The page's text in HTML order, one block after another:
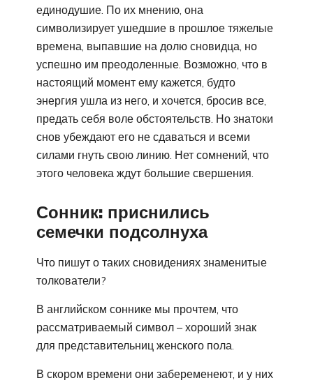
единодушие. По их мнению, она
символизирует ушедшие в прошлое тяжелые
времена, выпавшие на долю сновидца, но
успешно им преодоленные. Возможно, что в
настоящий момент ему кажется, будто
энергия ушла из него, и хочется, бросив все,
предать себя воле обстоятельств. Но знатоки
снов убеждают его не сдаваться и всеми
силами гнуть свою линию. Нет сомнений, что
этого человека ждут большие свершения.
Сонник: приснились
семечки подсолнуха
Что пишут о таких сновидениях знаменитые
толкователи?
В английском соннике мы прочтем, что
рассматриваемый символ – хороший знак
для представительниц женского пола.
В скором времени они забеременеют, и у них